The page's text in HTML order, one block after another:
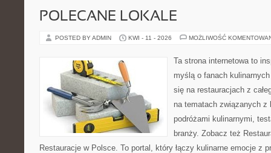
POLECANE LOKALE
POSTED BY ADMIN KWI - 11 - 2026 MOŻLIWOŚĆ
Ta strona internetowa to
myślą o fanach
się na restauracjach z
na tematach związanych z
podróżami kulinarnymi,
branży. Zobacz też
Restauracje w Polsce. To portal, który łączy kulinarne emocje z